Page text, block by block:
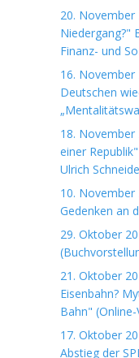
20. November
Niedergang?"
Finanz- und
16. November
Deutschen
18. November
einer
Ulrich
10. November
Gedenken an
29. Oktober
21. Oktober
Eisenbahn?
Bahn"
17. Oktober
Abstieg der